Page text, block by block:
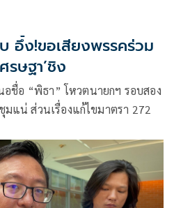
ม
ศรษฐา’ชิง
อชื่อ “พิธา” โหวตนายกฯ รอบสอง
แน่ ส่วนเรื่องแก้ไขมาตรา 272